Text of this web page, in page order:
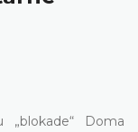
„blokade“ Doma